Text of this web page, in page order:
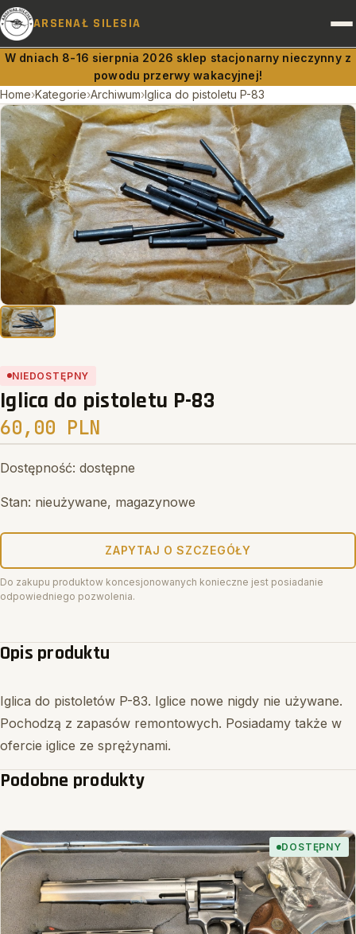
ARSENAŁ SILESIA
BROŃ I AMUNICJA
PRAWO A BROŃ
DOSTAWY
RUSZNIKARNIA
OBSŁUGA PRAWNA
KONTAKT
W dniach 8-16 sierpnia 2026 sklep stacjonarny nieczynny z
powodu przerwy wakacyjnej!
Home›Kategorie›Archiwum›Iglica do pistoletu P-83
NIEDOSTĘPNY
Iglica do pistoletu P-83
60,00 PLN
Dostępność: dostępne
Stan: nieużywane, magazynowe
ZAPYTAJ O SZCZEGÓŁY
Do zakupu produktow koncesjonowanych konieczne jest posiadanie
odpowiedniego pozwolenia.
Opis produktu
Iglica do pistoletów P-83. Iglice nowe nigdy nie używane.
Pochodzą z zapasów remontowych. Posiadamy także w
ofercie iglice ze sprężynami.
Podobne produkty
DOSTĘPNY